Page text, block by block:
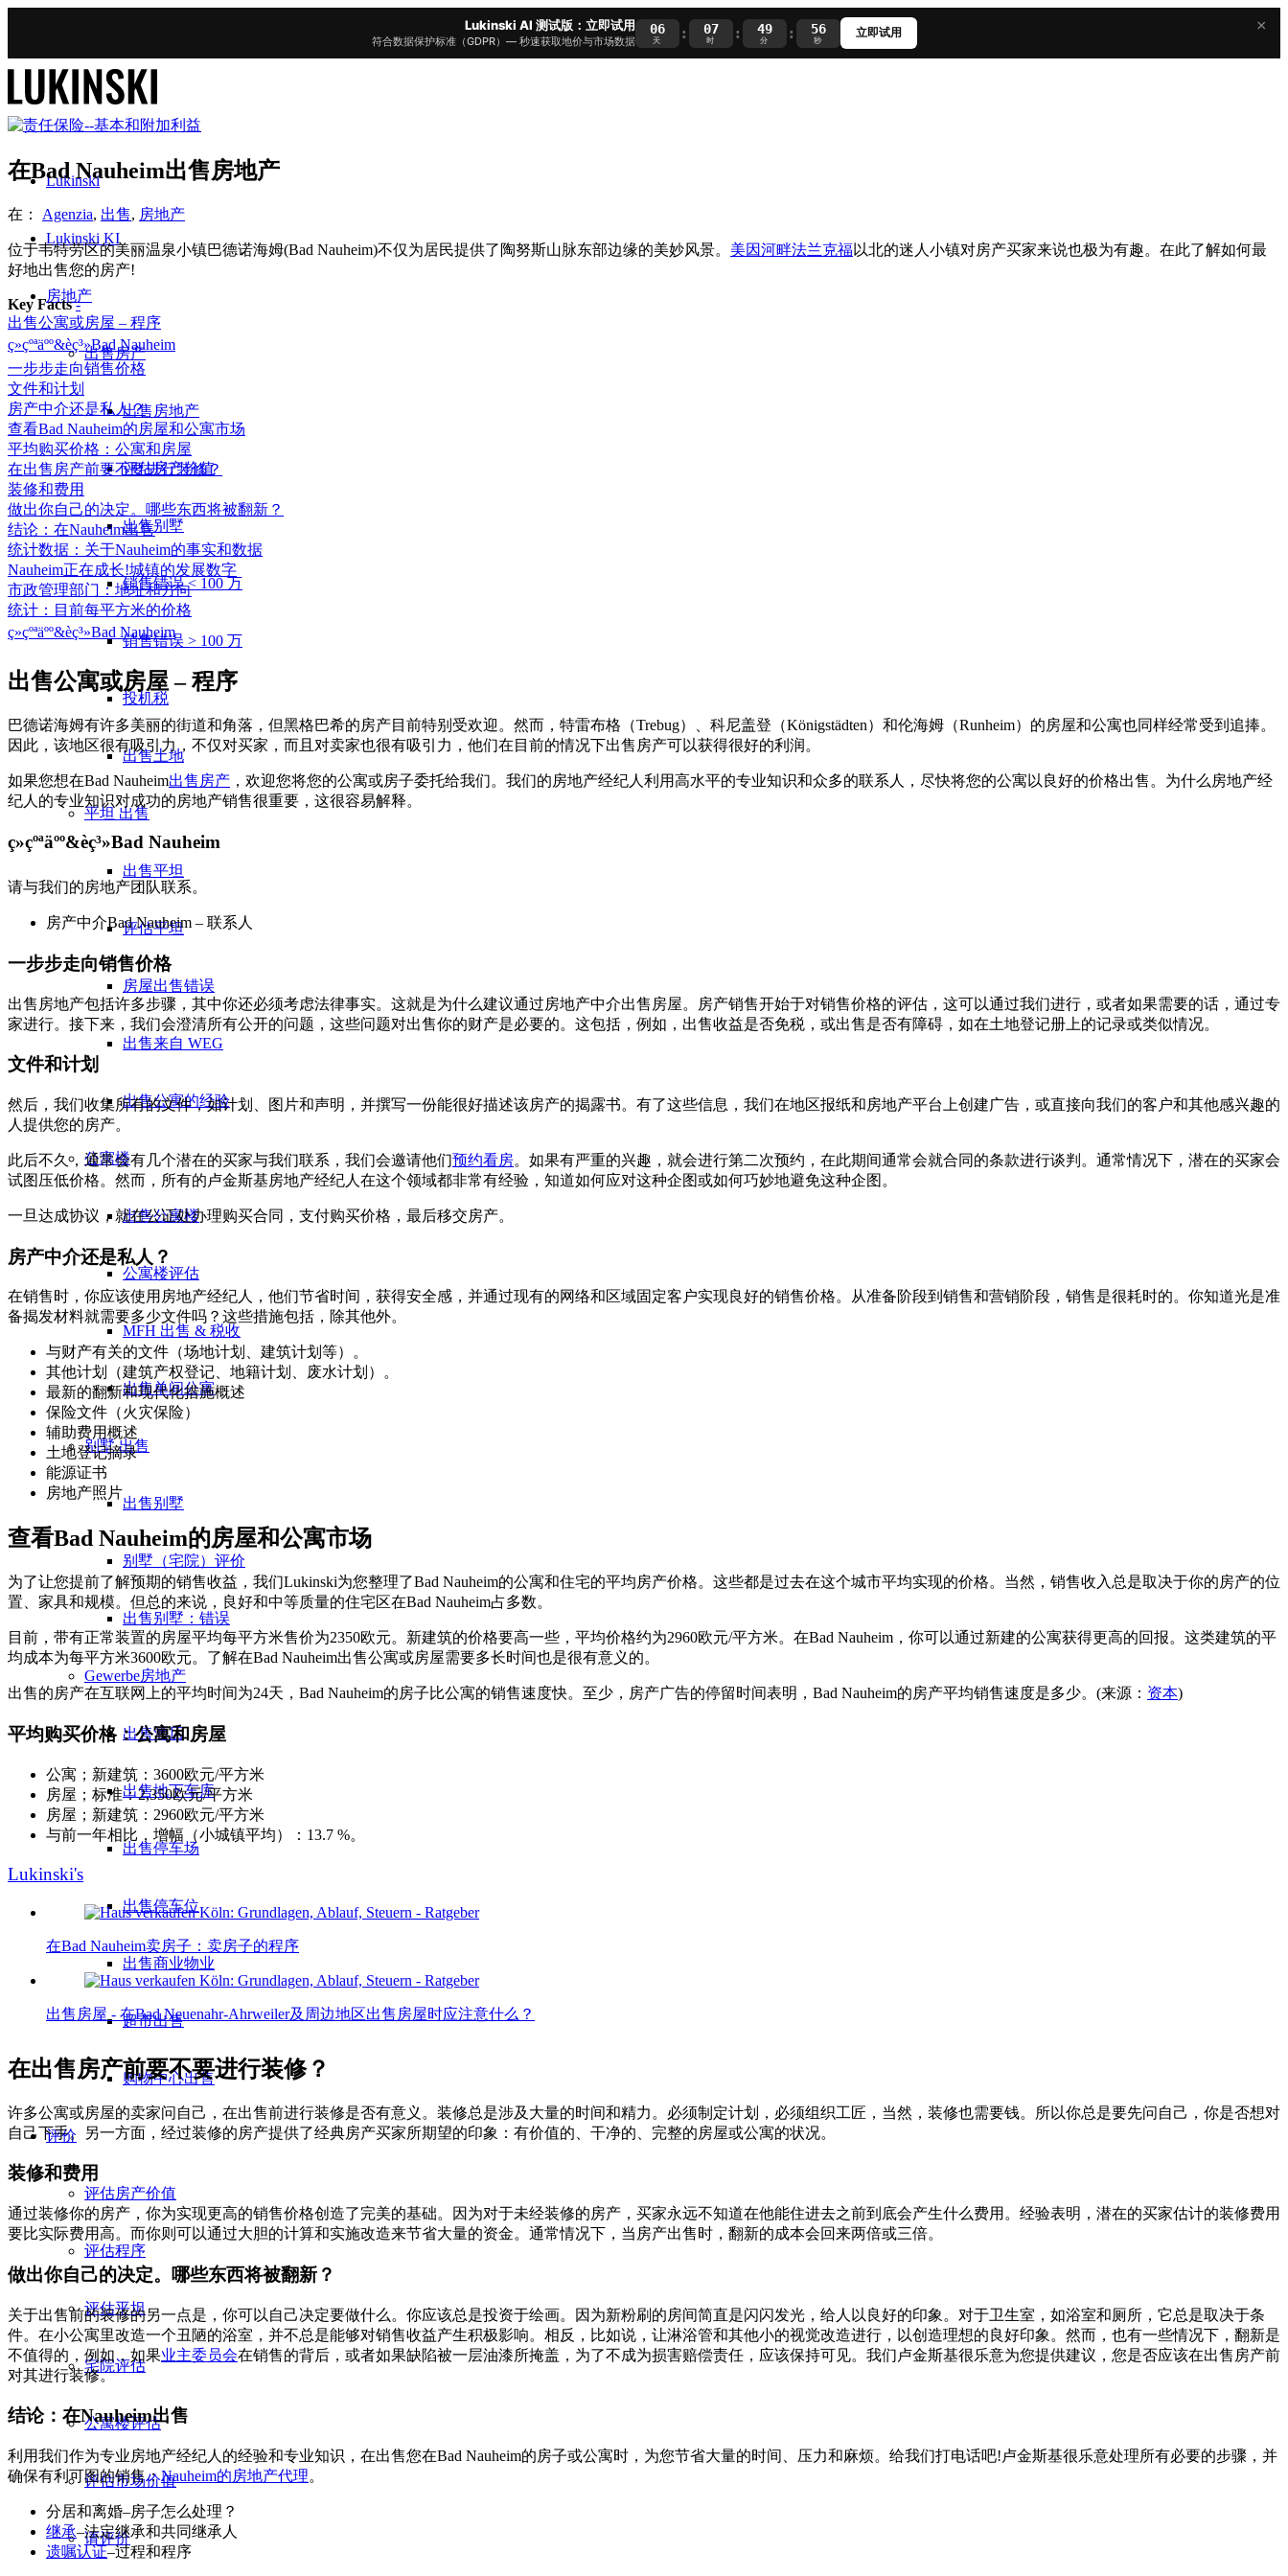
×
Lukinski AI 测试版：立即试用
符合数据保护标准（GDPR）— 秒速获取地价与市场数据
06
天 : 07
时 : 49
分 : 55
秒
立即试用
Lukinski
Lukinski KI
房地产
出售房产
出售房地产
评估房产价值
出售别墅
销售错误 < 100 万
销售错误 > 100 万
投机税
出售土地
平坦 出售
出售平坦
评估平坦
房屋出售错误
出售来自 WEG
出售公寓的经验
公寓楼
出售公寓楼
公寓楼评估
MFH 出售 & 税收
出售单间公寓
别墅出售
出售别墅
别墅（宅院）评价
出售别墅：错误
Gewerbe房地产
出售酒店
出售地下车库
出售停车场
出售停车位
出售商业物业
超市出售
购物中心出售
评价
评估房产价值
评估程序
评估平坦
宅院评估
公寓楼评估
评估市场价值
请评价
在Bad Nauheim出售房地产
在： Agenzia, 出售, 房地产
位于韦特劳区的美丽温泉小镇巴德诺海姆(Bad Nauheim)不仅为居民提供了陶努斯山脉东部边缘的美妙风景。 美因河畔法兰克福以北的迷人小镇对房产买家来说也极为有趣。在此了解如何最
好地出售您的房产!
Key Facts -
出售公寓或房屋 – 程序
ç»çºªäºº&èç³»Bad Nauheim
一步步走向销售价格
文件和计划
房产中介还是私人？
查看Bad Nauheim的房屋和公寓市场
平均购买价格：公寓和房屋
在出售房产前要不要进行装修？
装修和费用
做出你自己的决定。哪些东西将被翻新？
结论：在Nauheim出售
统计数据：关于Nauheim的事实和数据
Nauheim正在成长!城镇的发展数字
市政管理部门：地址和方向
统计：目前每平方米的价格
ç»çºªäºº&èç³»Bad Nauheim
出售公寓或房屋 – 程序
巴德诺海姆有许多美丽的街道和角落，但黑格巴希的房产目前特别受欢迎。然而，特雷布格（Trebug）、科尼盖登（Königstädten）和伦海姆（Runheim）的房屋和公寓也同样经常受到追捧。
因此，该地区很有吸引力，不仅对买家，而且对卖家也很有吸引力，他们在目前的情况下出售房产可以获得很好的利润。
如果您想在Bad Nauheim出售房产 ，欢迎您将您的公寓或房子委托给我们。我们的房地产经纪人利用高水平的专业知识和众多的联系人，尽快将您的公寓以良好的价格出售。为什么房地产经
纪人的专业知识对成功的房地产销售很重要，这很容易解释。
ç»çºªäºº&èç³»Bad Nauheim
请与我们的房地产团队联系。
房产中介Bad Nauheim – 联系人
一步步走向销售价格
出售房地产包括许多步骤，其中你还必须考虑法律事实。这就是为什么建议通过房地产中介出售房屋。房产销售开始于对销售价格的评估，这可以通过我们进行，或者如果需要的话，通过专
家进行。接下来，我们会澄清所有公开的问题，这些问题对出售你的财产是必要的。这包括，例如，出售收益是否免税，或出售是否有障碍，如在土地登记册上的记录或类似情况。
文件和计划
然后，我们收集所有的文件，如计划、图片和声明，并撰写一份能很好描述该房产的揭露书。有了这些信息，我们在地区报纸和房地产平台上创建广告，或直接向我们的客户和其他感兴趣的
人提供您的房产。
此后不久，通常会有几个潜在的买家与我们联系，我们会邀请他们预约看房。如果有严重的兴趣，就会进行第二次预约，在此期间通常会就合同的条款进行谈判。通常情况下，潜在的买家会
试图压低价格。然而，所有的卢金斯基房地产经纪人在这个领域都非常有经验，知道如何应对这种企图或如何巧妙地避免这种企图。
一旦达成协议，就在公证处办理购买合同，支付购买价格，最后移交房产。
房产中介还是私人？
在销售时，你应该使用房地产经纪人，他们节省时间，获得安全感，并通过现有的网络和区域固定客户实现良好的销售价格。从准备阶段到销售和营销阶段，销售是很耗时的。你知道光是准
备揭发材料就需要多少文件吗？这些措施包括，除其他外。
与财产有关的文件（场地计划、建筑计划等）。
其他计划（建筑产权登记、地籍计划、废水计划）。
最新的翻新和现代化措施概述
保险文件（火灾保险）
辅助费用概述
土地登记摘录
能源证书
房地产照片
查看Bad Nauheim的房屋和公寓市场
为了让您提前了解预期的销售收益，我们Lukinski为您整理了Bad Nauheim的公寓和住宅的平均房产价格。这些都是过去在这个城市平均实现的价格。当然，销售收入总是取决于你的房产的位
置、家具和规模。但总的来说，良好和中等质量的住宅区在Bad Nauheim占多数。
目前，带有正常装置的房屋平均每平方米售价为2350欧元。新建筑的价格要高一些，平均价格约为2960欧元/平方米。在Bad Nauheim，你可以通过新建的公寓获得更高的回报。这类建筑的平
均成本为每平方米3600欧元。了解在Bad Nauheim出售公寓或房屋需要多长时间也是很有意义的。
出售的房产在互联网上的平均时间为24天，Bad Nauheim的房子比公寓的销售速度快。至少，房产广告的停留时间表明，Bad Nauheim的房产平均销售速度是多少。(来源： 资本)
平均购买价格：公寓和房屋
公寓；新建筑：3600欧元/平方米
房屋；标准：2,350欧元/平方米
房屋；新建筑：2960欧元/平方米
与前一年相比，增幅（小城镇平均）：13.7 %。
Lukinski's
在Bad Nauheim卖房子：卖房子的程序
出售房屋 - 在Bad Neuenahr-Ahrweiler及周边地区出售房屋时应注意什么？
在出售房产前要不要进行装修？
许多公寓或房屋的卖家问自己，在出售前进行装修是否有意义。装修总是涉及大量的时间和精力。必须制定计划，必须组织工匠，当然，装修也需要钱。所以你总是要先问自己，你是否想对
自己下手。另一方面，经过装修的房产提供了经典房产买家所期望的印象：有价值的、干净的、完整的房屋或公寓的状况。
装修和费用
通过装修你的房产，你为实现更高的销售价格创造了完美的基础。因为对于未经装修的房产，买家永远不知道在他能住进去之前到底会产生什么费用。经验表明，潜在的买家估计的装修费用
要比实际费用高。而你则可以通过大胆的计算和实施改造来节省大量的资金。通常情况下，当房产出售时，翻新的成本会回来两倍或三倍。
做出你自己的决定。哪些东西将被翻新？
关于出售前的装修的另一点是，你可以自己决定要做什么。你应该总是投资于绘画。因为新粉刷的房间简直是闪闪发光，给人以良好的印象。对于卫生室，如浴室和厕所，它总是取决于条
件。在小公寓里改造一个丑陋的浴室，并不总是能够对销售收益产生积极影响。相反，比如说，让淋浴管和其他小的视觉改造进行，以创造理想的良好印象。然而，也有一些情况下，翻新是
不值得的，例如，如果业主委员会在销售的背后，或者如果缺陷被一层油漆所掩盖，为了不成为损害赔偿责任，应该保持可见。我们卢金斯基很乐意为您提供建议，您是否应该在出售房产前
对其进行装修。
结论：在Nauheim出售
利用我们作为专业房地产经纪人的经验和专业知识，在出售您在Bad Nauheim的房子或公寓时，为您节省大量的时间、压力和麻烦。给我们打电话吧!卢金斯基很乐意处理所有必要的步骤，并
确保有利可图的销售：Nauheim的房地产代理。
分居和离婚–房子怎么处理？
继承–法定继承和共同继承人
遗嘱认证–过程和程序